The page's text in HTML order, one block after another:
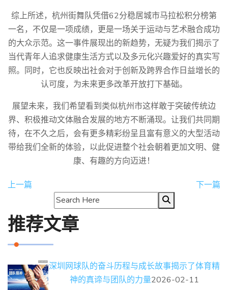
综上所述，杭州街舞队凭借62分稳居城市马拉松积分榜第
一名，不仅是一项成绩，更是一场关于运动与艺术融合成功
的大众示范。这一事件展现出的新趋势，无疑为我们揭示了
当代青年人追求健康生活方式以及多元化兴趣爱好的真实写
照。同时，它也反映出社会对于创新及跨界合作日益增长的
认可度，为未来更多改革开放打下基础。
展望未来，我们希望看到类似杭州市这样敢于突破传统边
界、积极推动文体融合发展的地方不断涌现。让我们共同期
待，在不久之后，会有更多精彩纷呈且富有意义的大型活动
带给我们全新的体验，以此促进整个社会朝着更加文明、健
康、有趣的方向迈进！
上一篇 下一篇
推荐文章
深圳网球队的奋斗历程与成长故事揭示了体育精
神的真谛与团队的力量2026-02-11